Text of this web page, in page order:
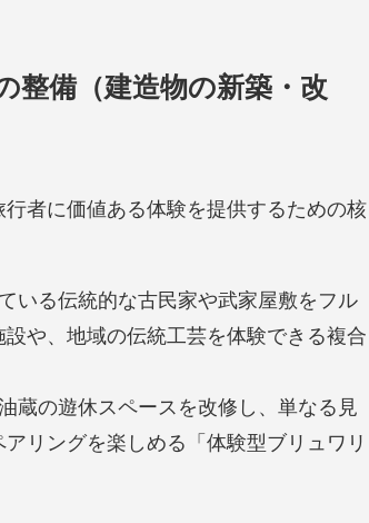
整備（建造物の新築・改
者に価値ある体験を提供するための核
いる伝統的な古民家や武家屋敷をフル
や、地域の伝統工芸を体験できる複合
蔵の遊休スペースを改修し、単なる見
リングを楽しめる「体験型ブリュワリ